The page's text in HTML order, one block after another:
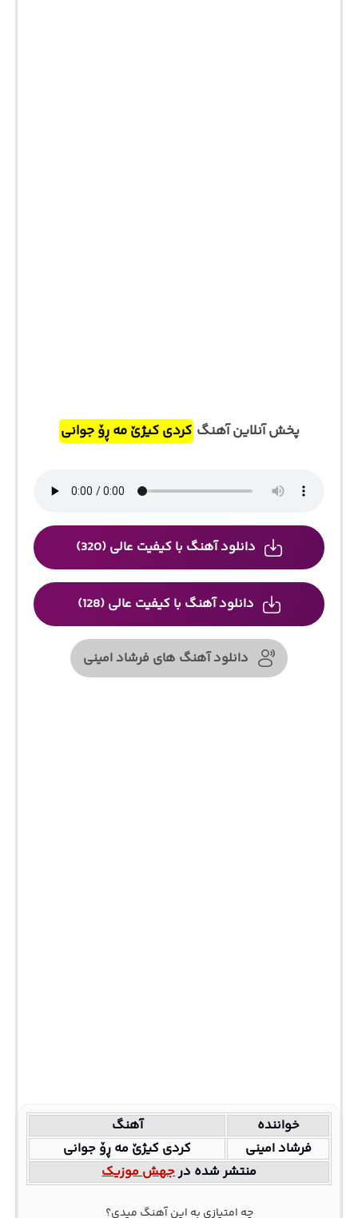
پخش آنلاین آهنگ کردی کیژێ مه ڕۆ جوانی
دانلود آهنگ با کیفیت عالی (320)
دانلود آهنگ با کیفیت عالی (128)
دانلود آهنگ های فرشاد امینی
خواننده
آهنگ
فرشاد امینی
کردی کیژێ مه ڕۆ جوانی
منتشر شده درجهش موزیک
چه امتیازی به این آهنگ میدی؟